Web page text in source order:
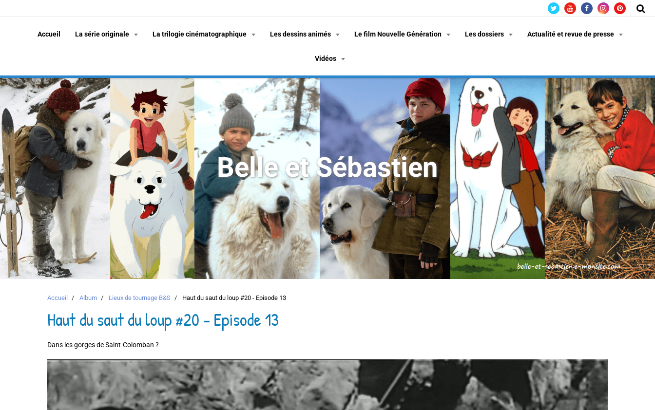
Accueil La série originale La trilogie cinématographique Les dessins animés Le film Nouvelle Génération Les dossiers Actualité et revue de presse
Vidéos
Belle et Sébastien
Accueil Album Lieux de tournage B&S Haut du saut du loup #20 - Episode 13
Haut du saut du loup #20 - Episode 13
Dans les gorges de Saint-Colomban ?